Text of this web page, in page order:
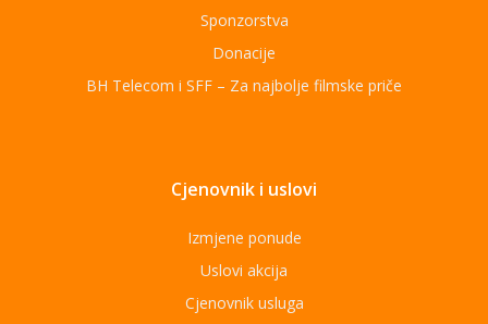
Sponzorstva
Donacije
BH Telecom i SFF – Za najbolje filmske priče
Cjenovnik i uslovi
Izmjene ponude
Uslovi akcija
Cjenovnik usluga